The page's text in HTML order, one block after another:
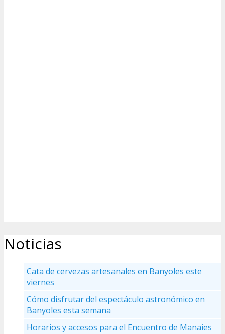
Noticias
Cata de cervezas artesanales en Banyoles este
viernes
Cómo disfrutar del espectáculo astronómico en
Banyoles esta semana
Horarios y accesos para el Encuentro de Manaies